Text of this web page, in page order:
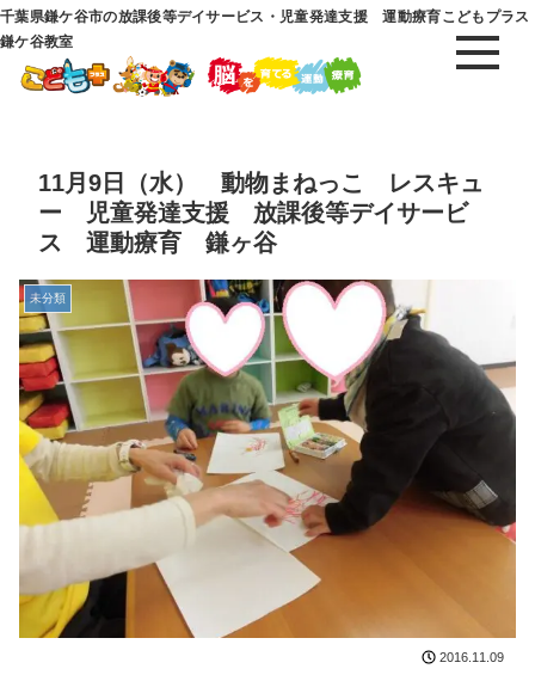
千葉県鎌ケ谷市の放課後等デイサービス・児童発達支援 運動療育こどもプラス
鎌ケ谷教室
11月9日（水） 動物まねっこ レスキュ
ー 児童発達支援 放課後等デイサービ
ス 運動療育 鎌ヶ谷
未分類
2016.11.09